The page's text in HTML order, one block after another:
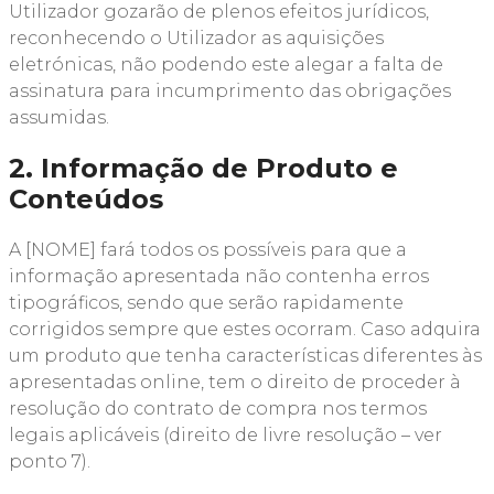
Utilizador gozarão de plenos efeitos jurídicos,
reconhecendo o Utilizador as aquisições
eletrónicas, não podendo este alegar a falta de
assinatura para incumprimento das obrigações
assumidas.
2. Informação de Produto e
Conteúdos
A [NOME] fará todos os possíveis para que a
informação apresentada não contenha erros
tipográficos, sendo que serão rapidamente
corrigidos sempre que estes ocorram. Caso adquira
um produto que tenha características diferentes às
apresentadas online, tem o direito de proceder à
resolução do contrato de compra nos termos
legais aplicáveis (direito de livre resolução – ver
ponto 7).